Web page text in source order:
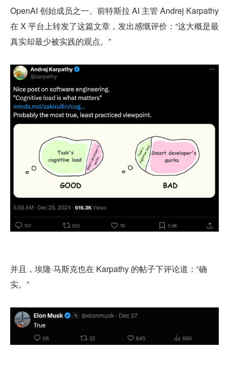
OpenAI 创始成员之一、前特斯拉 AI 主管 Andrej Karpathy
在 X 平台上转发了这篇文章，发出感慨评价：“这大概是最
真实却最少被实践的观点。”
并且，埃隆·马斯克也在 Karpathy 的帖子下评论道：“确
实。”